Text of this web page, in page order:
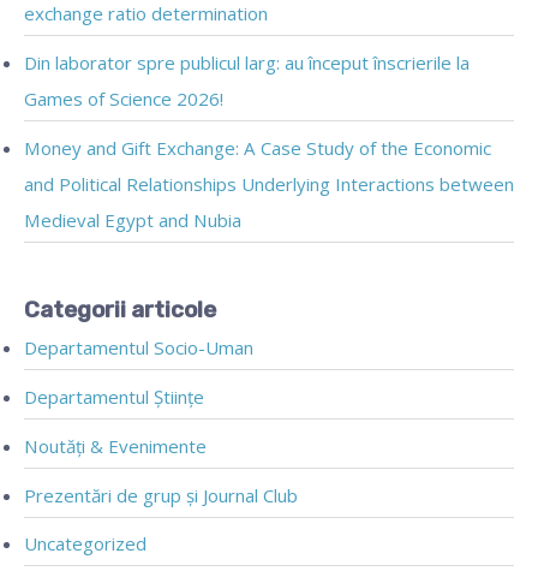
exchange ratio determination
Din laborator spre publicul larg: au început înscrierile la
Games of Science 2026!
Money and Gift Exchange: A Case Study of the Economic
and Political Relationships Underlying Interactions between
Medieval Egypt and Nubia
Categorii articole
Departamentul Socio-Uman
Departamentul Științe
Noutăți & Evenimente
Prezentări de grup și Journal Club
Uncategorized